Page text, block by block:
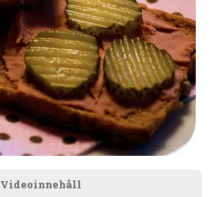
Videoinnehåll